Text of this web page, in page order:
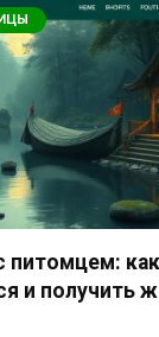
питомцем: как
и получить